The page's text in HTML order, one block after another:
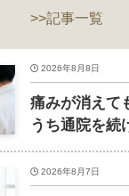
>>記事一覧
痛みが消えて
うち通院を続
2026年8月8日
2026年8月7日